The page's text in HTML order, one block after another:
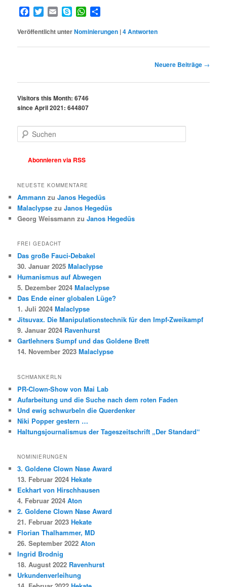
Facebook
TwitterEmailSkypeWhatsApp
Veröffentlicht unterNominierungen |4Antworten
Neuere Beiträge →
Visitors this Month: 6746
since April 2021: 644807
u
Abonnieren via RSS
NEUESTE KOMMENTARE
Ammann zuJanos Hegedüs
Malaclypse zuJanos Hegedüs
Georg Weissmann zuJanos Hegedüs
FREI GEDACHT
Das große Fauci-Debakel
30. Januar 2025 Malaclypse
Humanismus auf Abwegen
5. Dezember 2024 Malaclypse
Das Ende einer globalen Lüge?
1. Juli 2024 Malaclypse
Jitsuvax. Die Manipulationstechnik für den Impf-Zweikampf
9. Januar 2024 Ravenhurst
Gartlehners Sumpf und das Goldene Brett
14. November 2023 Malaclypse
SCHMANKERLN
PR-Clown-Show von Mai Lab
Aufarbeitung und die Suche nach dem roten Faden
Und ewig schwurbeln die Querdenker
Niki Popper gestern …
Haltungsjournalismus der Tageszeitschrift „Der Standard“
NOMINIERUNGEN
3. Goldene Clown Nase Award
13. Februar 2024 Hekate
Eckhart von Hirschhausen
4. Februar 2024 Aton
2. Goldene Clown Nase Award
21. Februar 2023 Hekate
Florian Thalhammer, MD
26. September 2022 Aton
Ingrid Brodnig
18. August 2022 Ravenhurst
Urkundenverleihung